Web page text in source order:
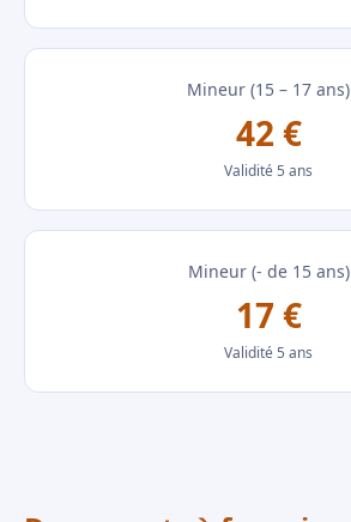
Mineur (15 – 17 ans)
42 €
Validité 5 ans
Mineur (- de 15 ans)
17 €
Validité 5 ans